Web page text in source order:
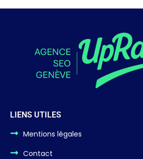
LIENS UTILES
Mentions légales
Contact